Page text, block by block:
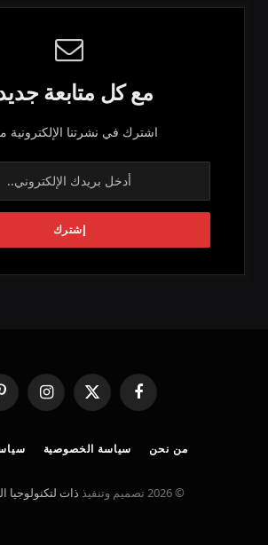
مع كل متابعة
اشترك في نشرتنا الإلكترونية
فيسبوك
X
(Twitter)
من نحن سياسة الخصوصية
© 2026 تصميم وتنفيذ ذات لتكنولوجيا